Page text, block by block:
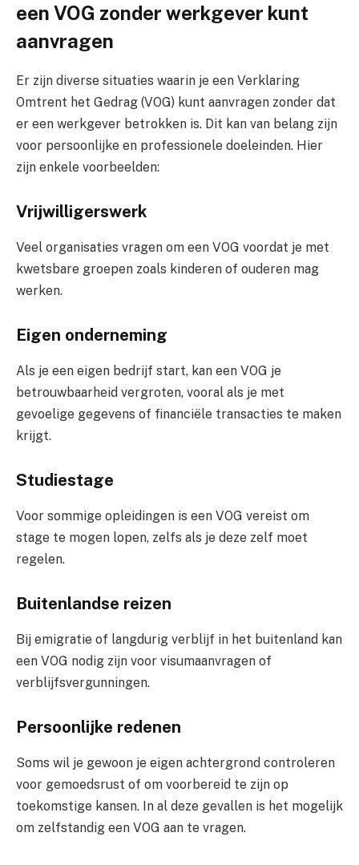
een VOG zonder werkgever kunt
aanvragen
Er zijn diverse situaties waarin je een Verklaring
Omtrent het Gedrag (VOG) kunt aanvragen zonder dat
er een werkgever betrokken is. Dit kan van belang zijn
voor persoonlijke en professionele doeleinden. Hier
zijn enkele voorbeelden:
Vrijwilligerswerk
Veel organisaties vragen om een VOG voordat je met
kwetsbare groepen zoals kinderen of ouderen mag
werken.
Eigen onderneming
Als je een eigen bedrijf start, kan een VOG je
betrouwbaarheid vergroten, vooral als je met
gevoelige gegevens of financiële transacties te maken
krijgt.
Studiestage
Voor sommige opleidingen is een VOG vereist om
stage te mogen lopen, zelfs als je deze zelf moet
regelen.
Buitenlandse reizen
Bij emigratie of langdurig verblijf in het buitenland kan
een VOG nodig zijn voor visumaanvragen of
verblijfsvergunningen.
Persoonlijke redenen
Soms wil je gewoon je eigen achtergrond controleren
voor gemoedsrust of om voorbereid te zijn op
toekomstige kansen. In al deze gevallen is het mogelijk
om zelfstandig een VOG aan te vragen.